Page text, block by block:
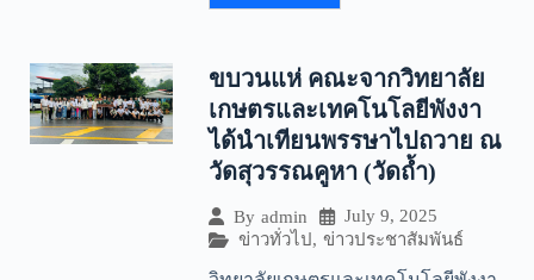
ขบวนแห่ คณะจากวิทยาลัย
เกษตรและเทคโนโลยีพังงา
ได้นำเทียนพรรษาไปถวาย ณ
วัดสุวรรณคูหา (วัดถ้ำ)
By admin
July 9, 2025
ข่าวทั่วไป , ข่าวประชาสัมพันธ์